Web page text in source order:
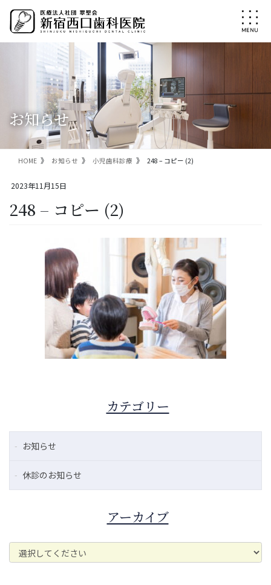
ン
ー
お知らせ
HOME お知らせ 小児歯科診療 248 – コピー (2)
2023年11月15日
248 – コピー (2)
カテゴリー
お知らせ
休診のお知らせ
アーカイブ